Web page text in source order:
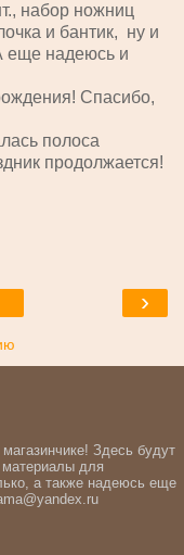
набор ножниц
и бантик, ну и
еще надеюсь и
Спасибо,
полоса
продолжается!
›
Здесь будут
для
а также надеюсь еще